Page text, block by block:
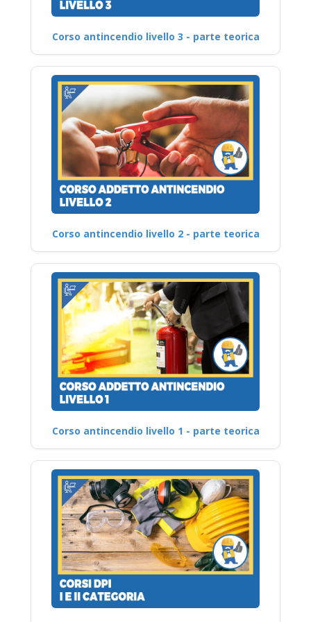
Corso antincendio livello 3 - parte teorica
Corso antincendio livello 2 - parte teorica
Corso antincendio livello 1 - parte teorica